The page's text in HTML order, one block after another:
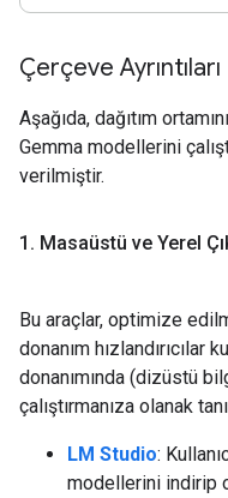
Çerçeve Ayrıntıları
Aşağıda, dağıtım
Gemma modellerini
verilmiştir.
1 . Masaüstü ve Yerel
Bu araçlar, optimize
donanım hızlandırıcılar
donanımında (dizüstü
çalıştırmanıza olanak
LM Studio:
modellerini indirip